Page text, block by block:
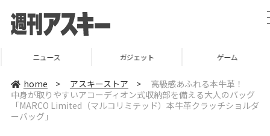
ニュース ガジェット ゲーム
home > アスキーストア >
高級感あふれる本牛革！
中身が取りやすいアコーディオン式収納部を備える大人のバッグ
「MARCO Limited（マルコリミテッド）本牛革クラッチショルダ
ーバッグ」